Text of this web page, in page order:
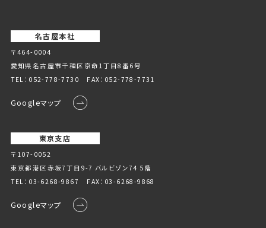
名古屋本社
〒464-0004
愛知県名古屋市千種区京命1丁⽬8番6号
TEL： 052-778-7730 FAX：052-778-7731
Googleマップ
東京支店
〒107-0052
東京都港区赤坂7丁目9-7 バルビゾン74 5階
TEL： 03-6268-9867 FAX：03-6268-9868
Googleマップ